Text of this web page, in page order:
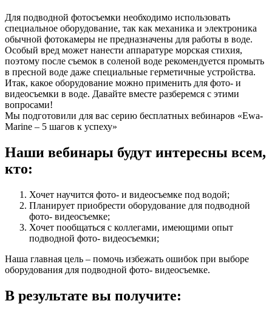
Для подводной фотосъемки необходимо использовать
специальное оборудование, так как механика и электроника
обычной фотокамеры не предназначены для работы в воде.
Особый вред может нанести аппаратуре морская стихия,
поэтому после съемок в соленой воде рекомендуется промыть
в пресной воде даже специальные герметичные устройства.
Итак, какое оборудование можно применить для фото- и
видеосъемки в воде. Давайте вместе разберемся с этими
вопросами!
Мы подготовили для вас серию бесплатных вебинаров «Ewa-
Marine – 5 шагов к успеху»
Наши вебинары будут интересны всем,
кто:
Хочет научится фото- и видеосъемке под водой;
Планирует приобрести оборудование для подводной
фото- видеосъемке;
Хочет пообщаться с коллегами, имеющими опыт
подводной фото- видеосъемки;
Наша главная цель – помочь избежать ошибок при выборе
оборудования для подводной фото- видеосъемке.
В результате вы получите: